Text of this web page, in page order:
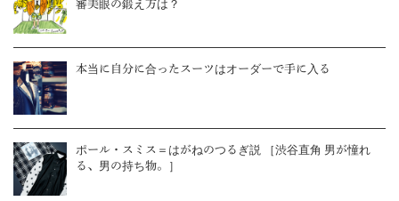
審美眼の鍛え方は？
本当に自分に合ったスーツはオーダーで手に入る
ポール・スミス＝はがねのつるぎ説 ［渋谷直角 男が憧れ
る、男の持ち物。］